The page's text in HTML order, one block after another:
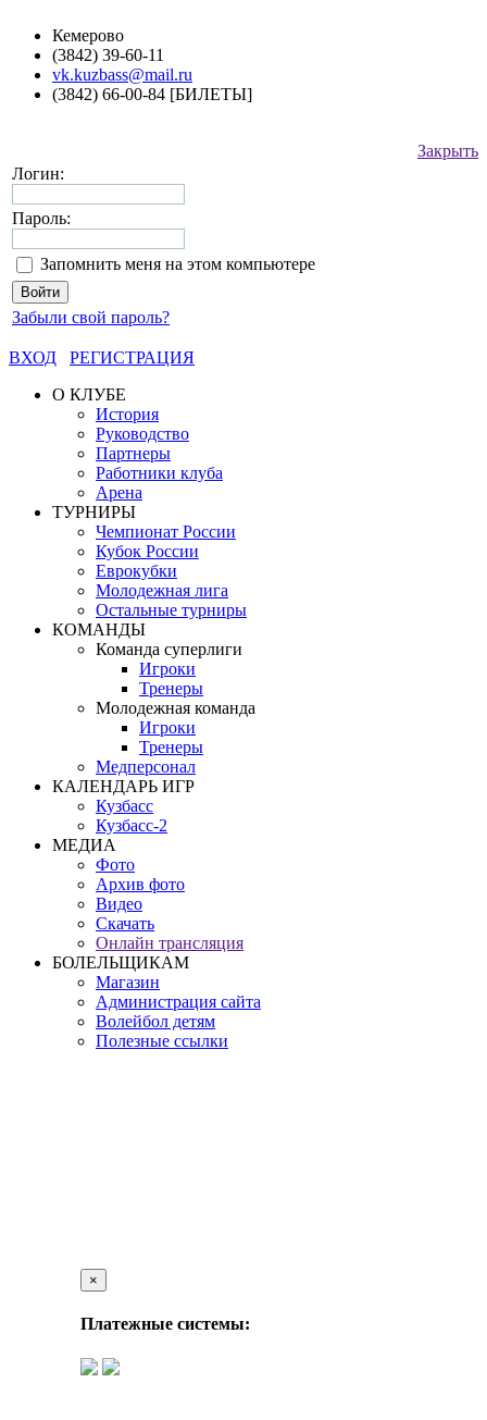
Кемерово
(3842) 39-60-11
vk.kuzbass@mail.ru
(3842) 66-00-84 [БИЛЕТЫ]
Закрыть
Логин:
Пароль:
Запомнить меня на этом компьютере
Забыли свой пароль?
ВХОД
РЕГИСТРАЦИЯ
О КЛУБЕ
История
Руководство
Партнеры
Работники клуба
Арена
ТУРНИРЫ
Чемпионат России
Кубок России
Еврокубки
Молодежная лига
Остальные турниры
КОМАНДЫ
Команда суперлиги
Игроки
Тренеры
Молодежная команда
Игроки
Тренеры
Медперсонал
КАЛЕНДАРЬ ИГР
Кузбасс
Кузбасс-2
МЕДИА
Фото
Архив фото
Видео
Скачать
Онлайн трансляция
БОЛЕЛЬЩИКАМ
Магазин
Администрация сайта
Волейбол детям
Полезные ссылки
×
Платежные системы: